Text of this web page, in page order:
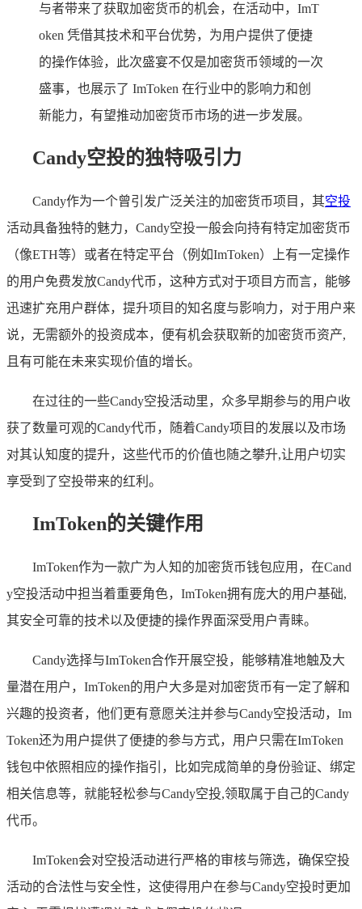
与者带来了获取加密货币的机会，在活动中，ImT
oken 凭借其技术和平台优势，为用户提供了便捷
的操作体验，此次盛宴不仅是加密货币领域的一次
盛事，也展示了 ImToken 在行业中的影响力和创
新能力，有望推动加密货币市场的进一步发展。
Candy空投的独特吸引力
Candy作为一个曾引发广泛关注的加密货币项目，其空投
活动具备独特的魅力，Candy空投一般会向持有特定加密货币
（像ETH等）或者在特定平台（例如ImToken）上有一定操作
的用户免费发放Candy代币，这种方式对于项目方而言，能够
迅速扩充用户群体，提升项目的知名度与影响力，对于用户来
说，无需额外的投资成本，便有机会获取新的加密货币资产,
且有可能在未来实现价值的增长。
在过往的一些Candy空投活动里，众多早期参与的用户收
获了数量可观的Candy代币，随着Candy项目的发展以及市场
对其认知度的提升，这些代币的价值也随之攀升,让用户切实
享受到了空投带来的红利。
ImToken的关键作用
ImToken作为一款广为人知的加密货币钱包应用，在Cand
y空投活动中担当着重要角色，ImToken拥有庞大的用户基础,
其安全可靠的技术以及便捷的操作界面深受用户青睐。
Candy选择与ImToken合作开展空投，能够精准地触及大
量潜在用户，ImToken的用户大多是对加密货币有一定了解和
兴趣的投资者，他们更有意愿关注并参与Candy空投活动，Im
Token还为用户提供了便捷的参与方式，用户只需在ImToken
钱包中依照相应的操作指引，比如完成简单的身份验证、绑定
相关信息等，就能轻松参与Candy空投,领取属于自己的Candy
代币。
ImToken会对空投活动进行严格的审核与筛选，确保空投
活动的合法性与安全性，这使得用户在参与Candy空投时更加